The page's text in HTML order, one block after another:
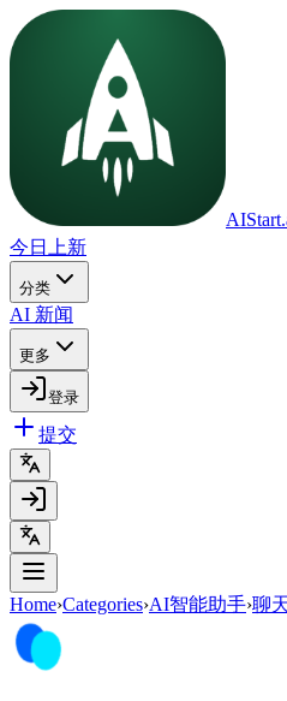
今日上新
分类
AI 新闻
更多
登录
提交
Home›Categories›AI智能助手›聊